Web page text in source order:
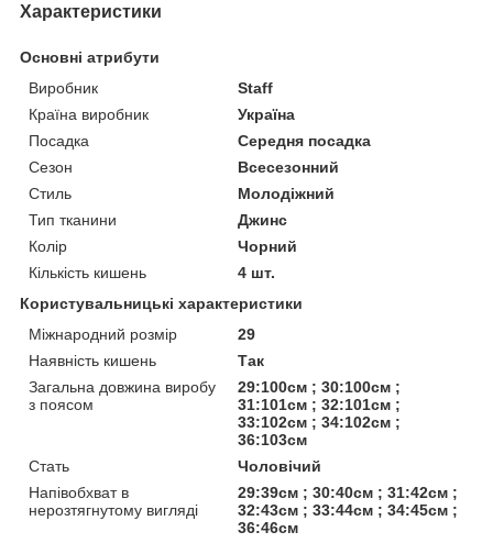
Характеристики
Основні атрибути
Виробник
Staff
Країна виробник
Україна
Посадка
Середня посадка
Сезон
Всесезонний
Стиль
Молодіжний
Тип тканини
Джинс
Колір
Чорний
Кількість кишень
4 шт.
Користувальницькі характеристики
Міжнародний розмір
29
Наявність кишень
Так
Загальна довжина виробу
з поясом
29:100см ; 30:100см ;
31:101см ; 32:101см ;
33:102см ; 34:102см ;
36:103см
Стать
Чоловічий
Напівобхват в
нерозтягнутому вигляді
29:39см ; 30:40см ; 31:42см ;
32:43см ; 33:44см ; 34:45см ;
36:46см